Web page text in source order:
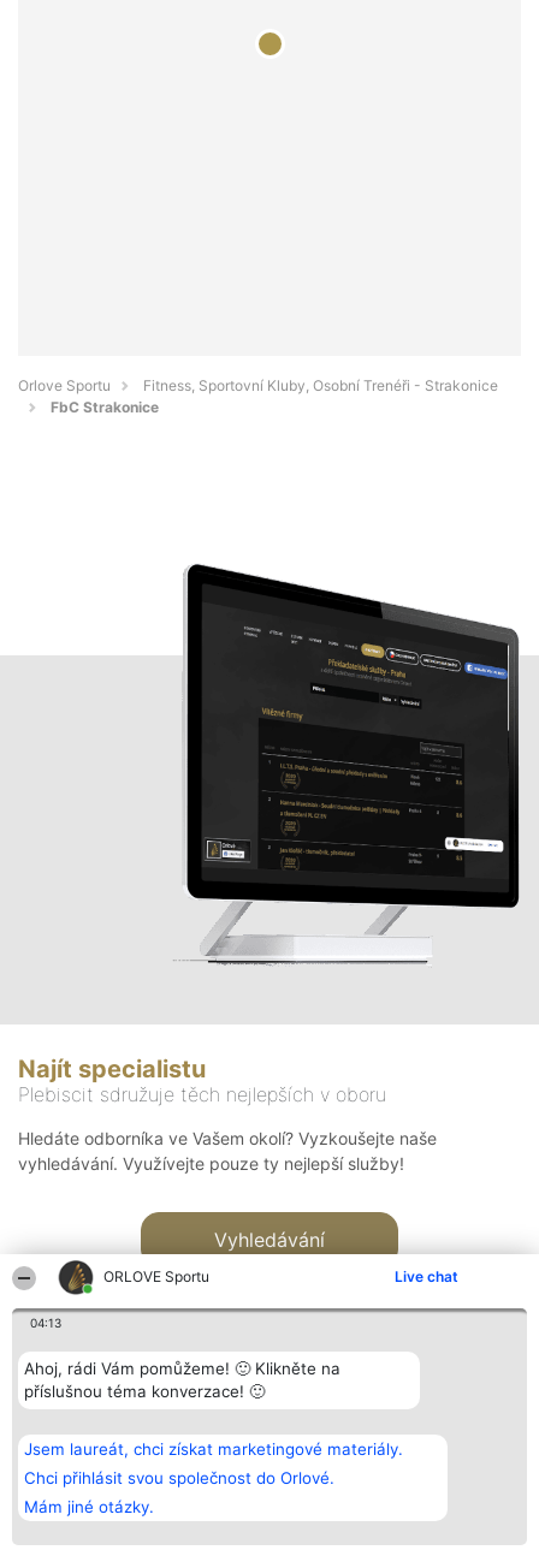
ORLOVE Sportu Live chat
04:13
Ahoj, rádi Vám pomůžeme! 🙂 Klikněte na
příslušnou téma konverzace! 🙂
Jsem laureát, chci získat marketingové materiály.
Chci přihlásit svou společnost do Orlové.
Mám jiné otázky.
Orlove Sportu
Fitness, Sportovní Kluby, Osobní Trenéři - Strakonice
FbC Strakonice
Najít specialistu
Plebiscit sdružuje těch nejlepších v oboru
Hledáte odborníka ve Vašem okolí? Vyzkoušejte naše
vyhledávání. Využívejte pouze ty nejlepší služby!
Vyhledávání
Bright Side Solutions sp. z o.
o. sp. k.
ul. Ruska 22
Wrocław 50-079
KRS 0000749100 | Regon
381313360 | NIP 8943132676
Vítězové
Seznam všech
laureátů
Zásady
Zásady
Kontakt